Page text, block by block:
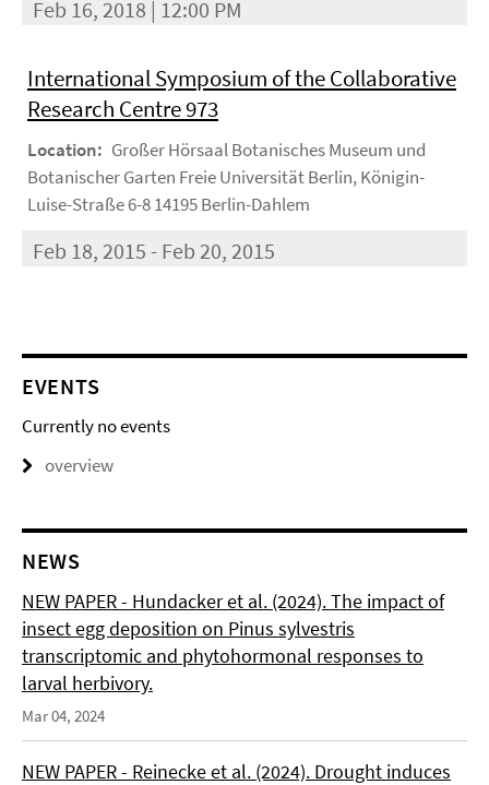
Feb 16, 2018 | 12:00 PM
International Symposium of the Collaborative
Research Centre 973
Location: Großer Hörsaal Botanisches Museum und
Botanischer Garten Freie Universität Berlin, Königin-
Luise-Straße 6-8 14195 Berlin-Dahlem
Feb 18, 2015 - Feb 20, 2015
EVENTS
Currently no events
overview
NEWS
NEW PAPER - Hundacker et al. (2024). The impact of
insect egg deposition on Pinus sylvestris
transcriptomic and phytohormonal responses to
larval herbivory.
Mar 04, 2024
NEW PAPER - Reinecke et al. (2024). Drought induces